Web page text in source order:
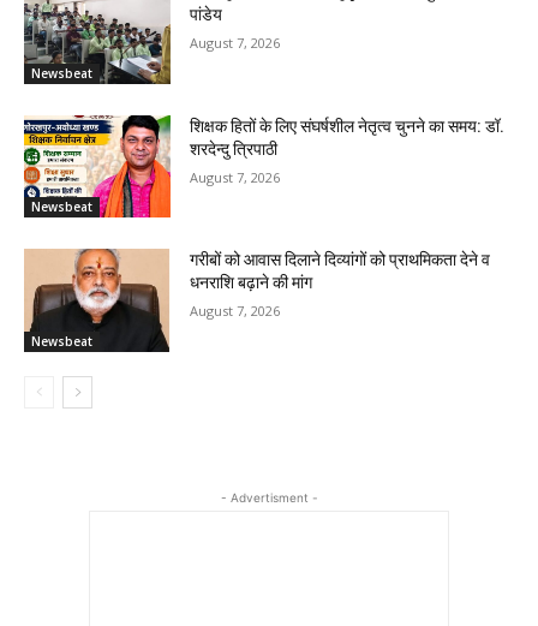
Newsbeat
पांडेय
August 7, 2026
Newsbeat
शिक्षक हितों के लिए संघर्षशील नेतृत्व चुनने का समय: डॉ.
शरदेन्दु त्रिपाठी
August 7, 2026
Newsbeat
गरीबों को आवास दिलाने दिव्यांगों को प्राथमिकता देने व
धनराशि बढ़ाने की मांग
August 7, 2026
- Advertisment -